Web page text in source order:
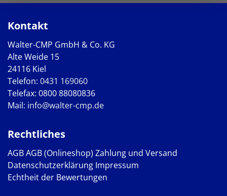
Kontakt
Walter-CMP GmbH & Co. KG
Alte Weide 15
24116 Kiel
Telefon: 0431 169060
Telefax: 0800 88080836
Mail: info@walter-cmp.de
Rechtliches
AGBAGB (Onlineshop) Zahlung und Versand
Datenschutzerklärung Impressum
Echtheit der Bewertungen